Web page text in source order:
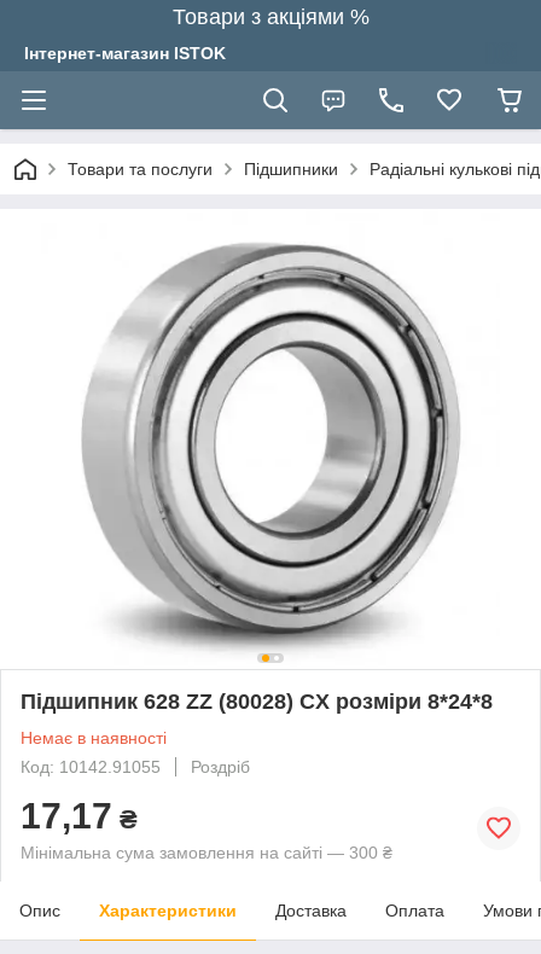
Товари з акціями %
Інтернет-магазин ISTOK
Товари та послуги Підшипники Радіальні кулькові
Підшипник 628 ZZ (80028) CX розміри 8*24*8
Немає в наявності
Код: 10142.91055
Роздріб
17,17 ₴
Мінімальна сума замовлення на сайті — 300 ₴
Опис Характеристики Доставка Оплата Умови